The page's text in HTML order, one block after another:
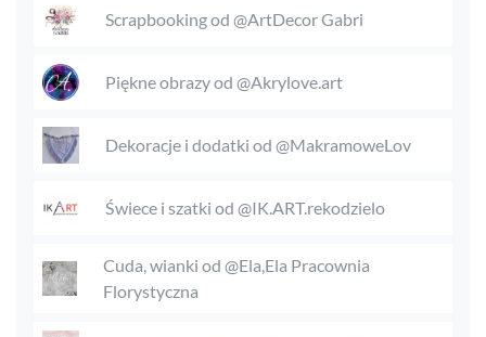
Scrapbooking od @ArtDecor Gabri
Piękne obrazy od @Akrylove.art
Dekoracje i dodatki od @MakramoweLov
Świece i szatki od @IK.ART.rekodzielo
Cuda, wianki od @Ela,Ela Pracownia
Florystyczna